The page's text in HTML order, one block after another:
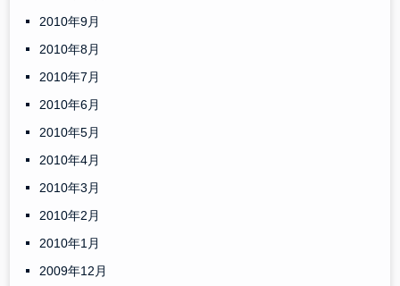
2010年9月
2010年8月
2010年7月
2010年6月
2010年5月
2010年4月
2010年3月
2010年2月
2010年1月
2009年12月